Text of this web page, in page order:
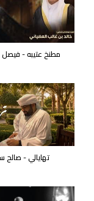
مطنخ عتيبه - فيصل
تهايالي - صالح